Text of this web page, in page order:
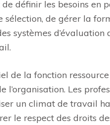
définir les besoins en
sélection, de gérer la
systèmes
de la fonction
l’organisation. Les
un climat de travail
le respect des droits